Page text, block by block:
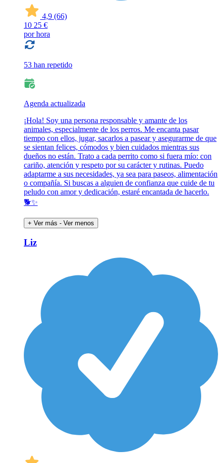
4,9 (66)
10 25 €
por hora
53 han repetido
Agenda actualizada
¡Hola! Soy una persona responsable y amante de los
animales, especialmente de los perros. Me encanta pasar
tiempo con ellos, jugar, sacarlos a pasear y asegurarme de que
se sientan felices, cómodos y bien cuidados mientras sus
dueños no están. Trato a cada perrito como si fuera mío: con
cariño, atención y respeto por su carácter y rutinas. Puedo
adaptarme a sus necesidades, ya sea para paseos, alimentación
o compañía. Si buscas a alguien de confianza que cuide de tu
peludo con amor y dedicación, estaré encantada de hacerlo.
🐕✨
+ Ver más - Ver menos
Liz